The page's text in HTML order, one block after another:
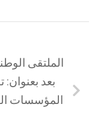
الملتقى
بعد
المؤسسات